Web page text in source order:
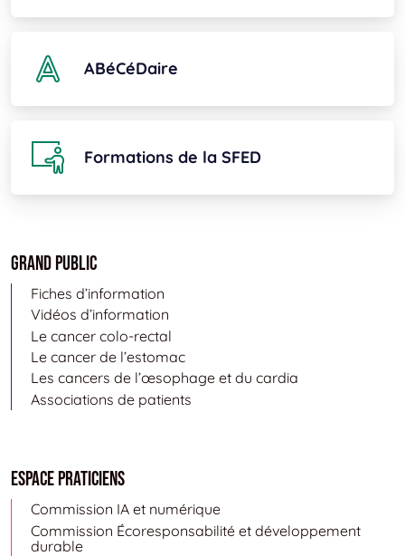
ABéCéDaire
Formations de la SFED
Grand public
Fiches d’information
Vidéos d’information
Le cancer colo-rectal
Le cancer de l’estomac
Les cancers de l’œsophage et du cardia
Associations de patients
Espace Praticiens
Commission IA et numérique
Commission Écoresponsabilité et développement
durable